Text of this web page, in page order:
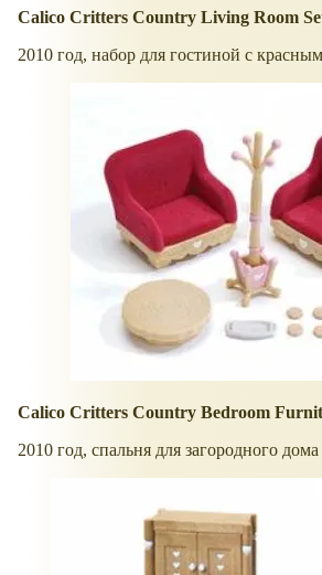
Calico Critters Country Living Room
2010 год, набор для гостиной с
Calico Critters Country Bedroom
2010 год, спальня для загородного